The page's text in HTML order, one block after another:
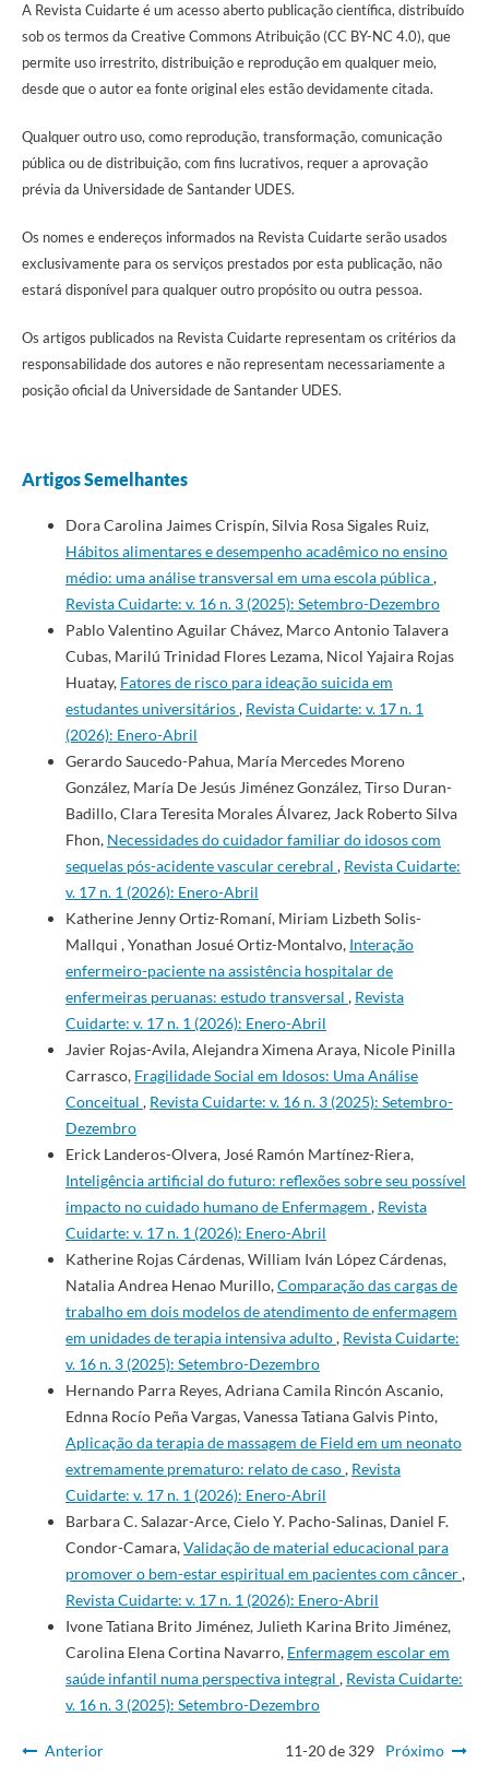
A Revista Cuidarte é um acesso aberto publicação científica, distribuído
sob os termos da Creative Commons Atribuição (CC BY-NC 4.0), que
permite uso irrestrito, distribuição e reprodução em qualquer meio,
desde que o autor ea fonte original eles estão devidamente citada.
Qualquer outro uso, como reprodução, transformação, comunicação
pública ou de distribuição, com fins lucrativos, requer a aprovação
prévia da Universidade de Santander UDES.
Os nomes e endereços informados na Revista Cuidarte serão usados
exclusivamente para os serviços prestados por esta publicação, não
estará disponível para qualquer outro propósito ou outra pessoa.
Os artigos publicados na Revista Cuidarte representam os critérios da
responsabilidade dos autores e não representam necessariamente a
posição oficial da Universidade de Santander UDES.
Artigos Semelhantes
Dora Carolina Jaimes Crispín, Silvia Rosa Sigales Ruiz,
Hábitos alimentares e desempenho acadêmico no ensino
médio: uma análise transversal em uma escola pública,
Revista Cuidarte: v. 16 n. 3 (2025): Setembro-Dezembro
Pablo Valentino Aguilar Chávez, Marco Antonio Talavera
Cubas, Marilú Trinidad Flores Lezama, Nicol Yajaira Rojas
Huatay, Fatores de risco para ideação suicida em
estudantes universitários, Revista Cuidarte: v. 17 n. 1
(2026): Enero-Abril
Gerardo Saucedo-Pahua, María Mercedes Moreno
González, María De Jesús Jiménez González, Tirso Duran-
Badillo, Clara Teresita Morales Álvarez, Jack Roberto Silva
Fhon, Necessidades do cuidador familiar do idosos com
sequelas pós-acidente vascular cerebral , Revista Cuidarte:
v. 17 n. 1 (2026): Enero-Abril
Katherine Jenny Ortiz-Romaní, Miriam Lizbeth Solis-
Mallqui , Yonathan Josué Ortiz-Montalvo, Interação
enfermeiro-paciente na assistência hospitalar de
enfermeiras peruanas: estudo transversal , Revista
Cuidarte: v. 17 n. 1 (2026): Enero-Abril
Javier Rojas-Avila, Alejandra Ximena Araya, Nicole Pinilla
Carrasco, Fragilidade Social em Idosos: Uma Análise
Conceitual , Revista Cuidarte: v. 16 n. 3 (2025): Setembro-
Dezembro
Erick Landeros-Olvera, José Ramón Martínez-Riera,
Inteligência artificial do futuro: reflexões sobre seu possível
impacto no cuidado humano de Enfermagem , Revista
Cuidarte: v. 17 n. 1 (2026): Enero-Abril
Katherine Rojas Cárdenas, William Iván López Cárdenas,
Natalia Andrea Henao Murillo,Comparação das cargas de
trabalho em dois modelos de atendimento de enfermagem
em unidades de terapia intensiva adulto, Revista Cuidarte:
v. 16 n. 3 (2025): Setembro-Dezembro
Hernando Parra Reyes, Adriana Camila Rincón Ascanio,
Ednna Rocío Peña Vargas, Vanessa Tatiana Galvis Pinto,
Aplicação da terapia de massagem de Field em um neonato
extremamente prematuro: relato de caso, Revista
Cuidarte: v. 17 n. 1 (2026): Enero-Abril
Barbara C. Salazar-Arce, Cielo Y. Pacho-Salinas, Daniel F.
Condor-Camara,Validação de material educacional para
promover o bem-estar espiritual em pacientes com câncer,
Revista Cuidarte: v. 17 n. 1 (2026): Enero-Abril
Ivone Tatiana Brito Jiménez, Julieth Karina Brito Jiménez,
Carolina Elena Cortina Navarro, Enfermagem escolar em
saúde infantil numa perspectiva integral , Revista Cuidarte:
v. 16 n. 3 (2025): Setembro-Dezembro
Anterior 11-20 de 329 Próximo